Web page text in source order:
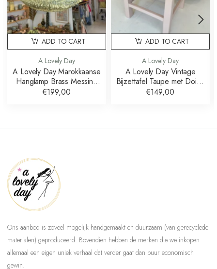
A Lovely Day
A Lovely Day Marokkaanse
Hanglamp Brass Messing
60 cm
€199,00
ADD TO CART
A Lovely Day
A Lovely Day Vintage
Bijzettafel Taupe met Doing
Goods Knop
€149,00
ADD TO CART
Ons aanbod is zoveel mogelijk handgemaakt en duurzaam (van gerecyclede
materialen) geproduceerd. Bovendien hebben de merken die we inkopen
allemaal een eigen uniek verhaal dat verder gaat dan puur economisch
gewin.